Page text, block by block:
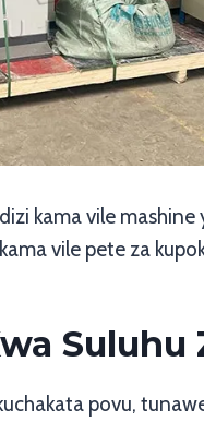
kama vile
vile pete za
Suluhu
povu,